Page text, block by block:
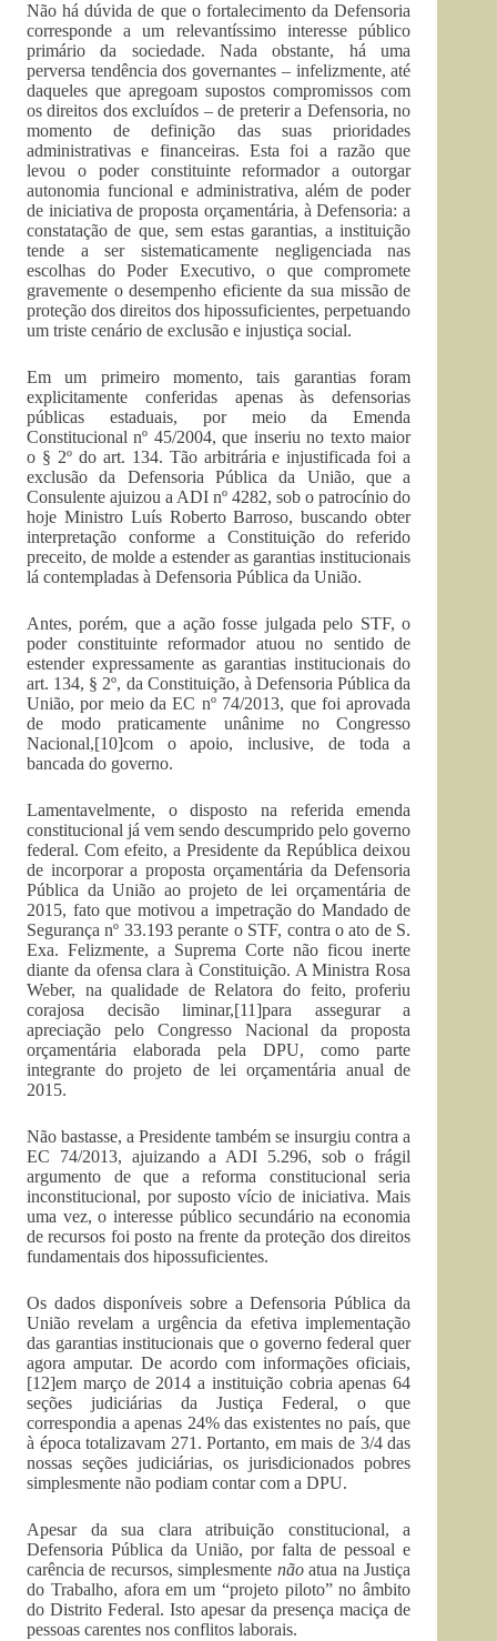
Não há dúvida de que o fortalecimento da Defensoria
corresponde a um relevantíssimo interesse público
primário da sociedade. Nada obstante, há uma
perversa tendência dos governantes – infelizmente, até
daqueles que apregoam supostos compromissos com
os direitos dos excluídos – de preterir a Defensoria, no
momento de definição das suas prioridades
administrativas e financeiras. Esta foi a razão que
levou o poder constituinte reformador a outorgar
autonomia funcional e administrativa, além de poder
de iniciativa de proposta orçamentária, à Defensoria: a
constatação de que, sem estas garantias, a instituição
tende a ser sistematicamente negligenciada nas
escolhas do Poder Executivo, o que compromete
gravemente o desempenho eficiente da sua missão de
proteção dos direitos dos hipossuficientes, perpetuando
um triste cenário de exclusão e injustiça social.
Em um primeiro momento, tais garantias foram
explicitamente conferidas apenas às defensorias
públicas estaduais, por meio da Emenda
Constitucional nº 45/2004, que inseriu no texto maior
o § 2º do art. 134. Tão arbitrária e injustificada foi a
exclusão da Defensoria Pública da União, que a
Consulente ajuizou a ADI nº 4282, sob o patrocínio do
hoje Ministro Luís Roberto Barroso, buscando obter
interpretação conforme a Constituição do referido
preceito, de molde a estender as garantias institucionais
lá contempladas à Defensoria Pública da União.
Antes, porém, que a ação fosse julgada pelo STF, o
poder constituinte reformador atuou no sentido de
estender expressamente as garantias institucionais do
art. 134, § 2º, da Constituição, à Defensoria Pública da
União, por meio da EC nº 74/2013, que foi aprovada
de modo praticamente unânime no Congresso
Nacional,[10]com o apoio, inclusive, de toda a
bancada do governo.
Lamentavelmente, o disposto na referida emenda
constitucional já vem sendo descumprido pelo governo
federal. Com efeito, a Presidente da República deixou
de incorporar a proposta orçamentária da Defensoria
Pública da União ao projeto de lei orçamentária de
2015, fato que motivou a impetração do Mandado de
Segurança nº 33.193 perante o STF, contra o ato de S.
Exa. Felizmente, a Suprema Corte não ficou inerte
diante da ofensa clara à Constituição. A Ministra Rosa
Weber, na qualidade de Relatora do feito, proferiu
corajosa decisão liminar,[11]para assegurar a
apreciação pelo Congresso Nacional da proposta
orçamentária elaborada pela DPU, como parte
integrante do projeto de lei orçamentária anual de
2015.
Não bastasse, a Presidente também se insurgiu contra a
EC 74/2013, ajuizando a ADI 5.296, sob o frágil
argumento de que a reforma constitucional seria
inconstitucional, por suposto vício de iniciativa. Mais
uma vez, o interesse público secundário na economia
de recursos foi posto na frente da proteção dos direitos
fundamentais dos hipossuficientes.
Os dados disponíveis sobre a Defensoria Pública da
União revelam a urgência da efetiva implementação
das garantias institucionais que o governo federal quer
agora amputar. De acordo com informações oficiais,
[12]em março de 2014 a instituição cobria apenas 64
seções judiciárias da Justiça Federal, o que
correspondia a apenas 24% das existentes no país, que
à época totalizavam 271. Portanto, em mais de 3/4 das
nossas seções judiciárias, os jurisdicionados pobres
simplesmente não podiam contar com a DPU.
Apesar da sua clara atribuição constitucional, a
Defensoria Pública da União, por falta de pessoal e
carência de recursos, simplesmente nãoatua na Justiça
do Trabalho, afora em um “projeto piloto” no âmbito
do Distrito Federal. Isto apesar da presença maciça de
pessoas carentes nos conflitos laborais.